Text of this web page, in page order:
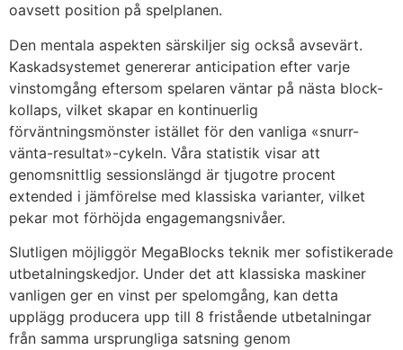
oavsett position på spelplanen.
Den mentala aspekten särskiljer sig också avsevärt.
Kaskadsystemet genererar anticipation efter varje
vinstomgång eftersom spelaren väntar på nästa block-
kollaps, vilket skapar en kontinuerlig
förväntningsmönster istället för den vanliga «snurr-
vänta-resultat»-cykeln. Våra statistik visar att
genomsnittlig sessionslängd är tjugotre procent
extended i jämförelse med klassiska varianter, vilket
pekar mot förhöjda engagemangsnivåer.
Slutligen möjliggör MegaBlocks teknik mer sofistikerade
utbetalningskedjor. Under det att klassiska maskiner
vanligen ger en vinst per spelomgång, kan detta
upplägg producera upp till 8 fristående utbetalningar
från samma ursprungliga satsning genom